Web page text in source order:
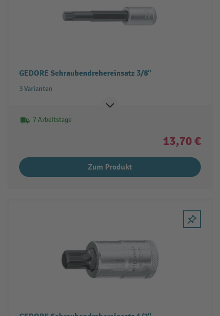
GEDORE Schraubendrehereinsatz 3/8"
3 Varianten
7 Arbeitstage
13,70 €
Zum Produkt